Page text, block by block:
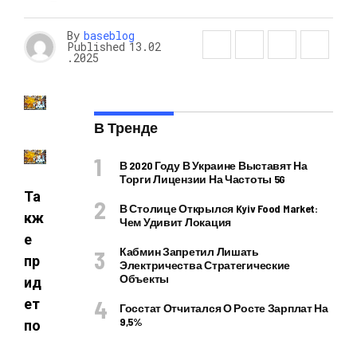
By baseblog
Published 13.02
.2025
Та
кж
е
пр
ид
ет
по
В Тренде
В 2020 Году В Украине Выставят На
Торги Лицензии На Частоты 5G
В Столице Открылся Kyiv Food Market:
Чем Удивит Локация
Кабмин Запретил Лишать
Электричества Стратегические
Объекты
Госстат Отчитался О Росте Зарплат На
9,5%